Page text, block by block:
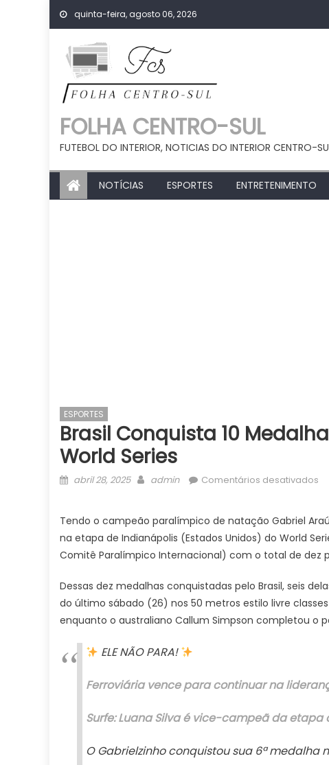
Skip
content
quinta-feira, agosto 06, 2026
FOLHA CENTRO-SUL
FUTEBOL DO INTERIOR, NOTICIAS DO INTERIOR CENTRO-
NOTÍCIAS ESPORTES ENTRETENIMENTO
ESPORTES
Brasil Conquista 10
World Series
Posted
abril 28, 2025 Author
admin Comentários desativados
10
na
Tendo o campeão paralímpico de natação Gabriel
na etapa de Indianápolis (Estados Unidos) do World
Comitê Paralímpico Internacional) com o total de dez
Dessas dez medalhas conquistadas pelo Brasil, seis
do último sábado (26) nos 50 metros estilo livre
enquanto o australiano Callum Simpson completou o
ELE NÃO PARA!
Ferroviária vence para continuar na
Surfe: Luana Silva é vice-campeã da etapa
O Gabrielzinho conquistou sua 6ª medalha